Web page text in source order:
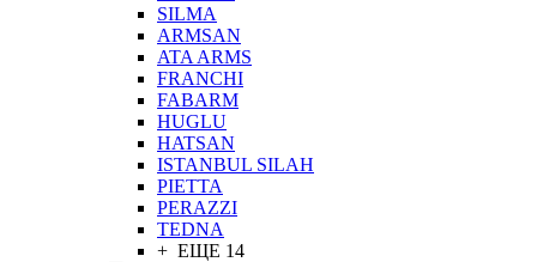
SILMA
ARMSAN
ATA ARMS
FRANCHI
FABARM
HUGLU
HATSAN
ISTANBUL SILAH
PIETTA
PERAZZI
TEDNA
+ ЕЩЕ 14